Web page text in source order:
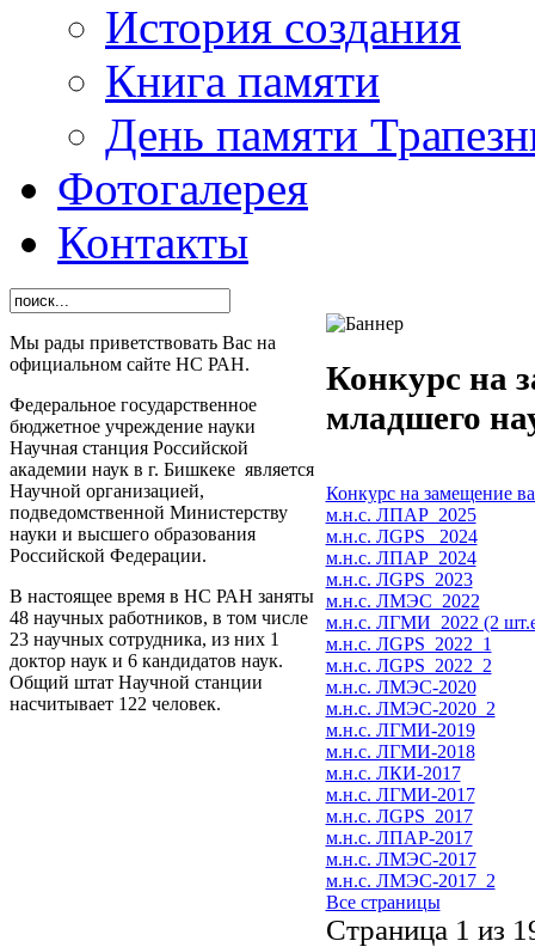
История создания
Книга памяти
День памяти
Фотогалерея
Контакты
Мы рады приветствовать Вас на
официальном сайте НС РАН.
Федеральное государственное
бюджетное учреждение науки
Научная станция Российской
академии наук в г. Бишкеке является
Научной организацией,
подведомственной Министерству
науки и высшего образования
Российской Федерации.
В настоящее время в НС РАН заняты
48 научных работников, в том числе
23 научных сотрудника, из них 1
доктор наук и 6 кандидатов наук.
Общий штат Научной станции
насчитывает 122 человек.
Конкурс на
младшего
Конкурс на замещение
м.н.с. ЛПАР_2025
м.н.с. ЛGPS _2024
м.н.с. ЛПАР_2024
м.н.с. ЛGPS_2023
м.н.с. ЛМЭС_2022
м.н.с. ЛГМИ_2022 (2
м.н.с. ЛGPS_2022_1
м.н.с. ЛGPS_2022_2
м.н.с. ЛМЭС-2020
м.н.с. ЛМЭС-2020_2
м.н.с. ЛГМИ-2019
м.н.с. ЛГМИ-2018
м.н.с. ЛКИ-2017
м.н.с. ЛГМИ-2017
м.н.с. ЛGPS_2017
м.н.с. ЛПАР-2017
м.н.с. ЛМЭС-2017
м.н.с. ЛМЭС-2017_2
Все страницы
Страница 1 из